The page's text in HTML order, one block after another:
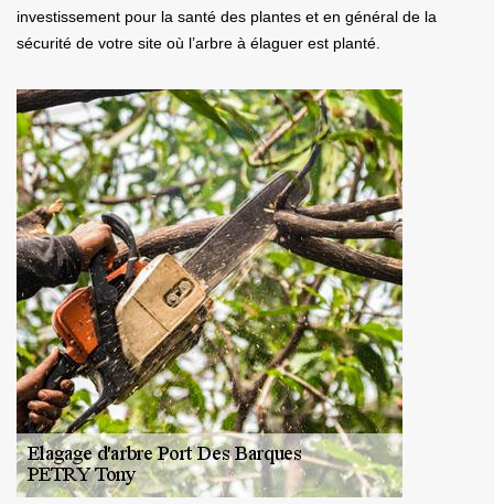
investissement pour la santé des plantes et en général de la
sécurité de votre site où l’arbre à élaguer est planté.